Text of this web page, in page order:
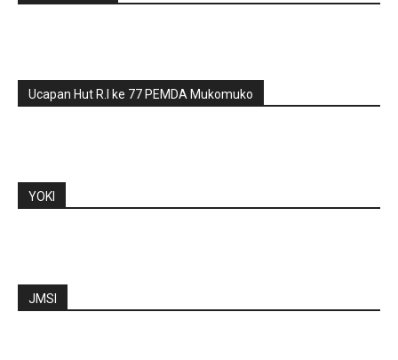
Ucapan Hut R.I ke 77 PEMDA Mukomuko
YOKI
JMSI